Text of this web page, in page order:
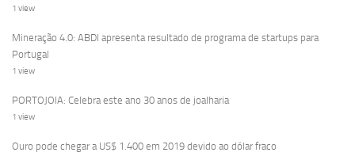
1 view
Mineração 4.0: ABDI apresenta resultado de programa de startups para
Portugal
1 view
PORTOJOIA: Celebra este ano 30 anos de joalharia
1 view
Ouro pode chegar a US$ 1.400 em 2019 devido ao dólar fraco